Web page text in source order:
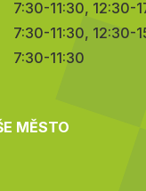
7:30-11:30, 12:30-
7:30-11:30, 12:30-
7:30-11:30
MĚSTO